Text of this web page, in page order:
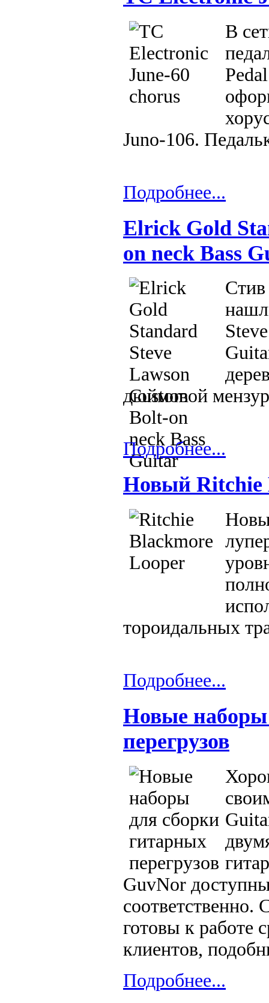
В
Juno-106.
Подробнее...
Elrick Gold
on neck Bass
дюймовой
Подробнее...
Новый Ritchie
тороидальных
Подробнее...
Новые наборы
перегрузов
GuvNor
готовы к работе
клиентов,
Подробнее...